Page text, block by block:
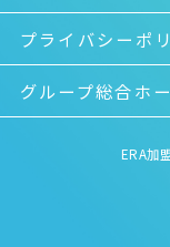
プライバシーポ
グループ総合ホ
ERA加